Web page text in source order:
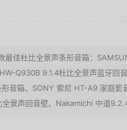
最佳杜比全景声条形音箱：
Q930B 9.1.4杜比全景声蓝牙回
音箱、SONY 索尼 HT-A9 家庭影
景声回音壁、Nakamichi 中道